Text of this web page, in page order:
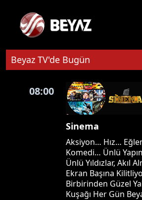
Beyaz TV'de Bugün
08:00
Sinema
Aksiyon… Hız…
Komedi… Ünlü
Ünlü Yıldızlar, Akıl
Ekran Başına
Birbirinden Güzel
Kuşağı Her Gün